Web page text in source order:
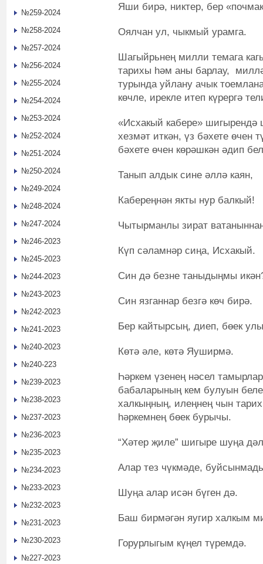
Яши бирә, никтер, бер
Оялчан ул, чыкмый урамга.
Шагыйрьнең милли темага
тарихы һәм аны барлау,
турында уйлану ачык
көчле, ирекле итеп күрергә
«Исхакый кабере» шигырендә
хезмәт иткән, үз бәхете өчен
бәхете өчен көрәшкән әдип
Танып алдык сине әллә каян,
Кабереңнән якты нур балкый!
Чытырманлы зират
Күп сәламнәр сиңа, Исхакый.
Син дә безне таныдыңмы
Син язганнар безгә көч бирә.
Бер кайтырсың, диеп, бөек
Көтә әле, көтә Яуширмә.
Һәркем үзенең нәсел
бабаларының кем булуын
халкыңның, илеңнең чын
һәркемнең бөек бурычы.
“Хәтер җиле” шигыре шуңа
Алар тез чүкмәде,
Шуңа алар исән бүген дә.
Баш бирмәгән яугир халкым
Горурлыгым күңел түремдә.
№259-2024
№258-2024
№257-2024
№256-2024
№255-2024
№254-2024
№253-2024
№252-2024
№251-2024
№250-2024
№249-2024
№248-2024
№247-2024
№246-2023
№245-2023
№244-2023
№243-2023
№242-2023
№241-2023
№240-2023
№240-223
№239-2023
№238-2023
№237-2023
№236-2023
№235-2023
№234-2023
№233-2023
№232-2023
№231-2023
№230-2023
№227-2023